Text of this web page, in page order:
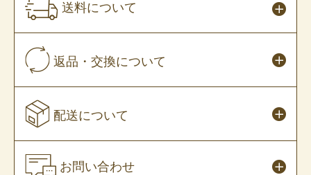
送料について
返品・交換について
配送について
お問い合わせ